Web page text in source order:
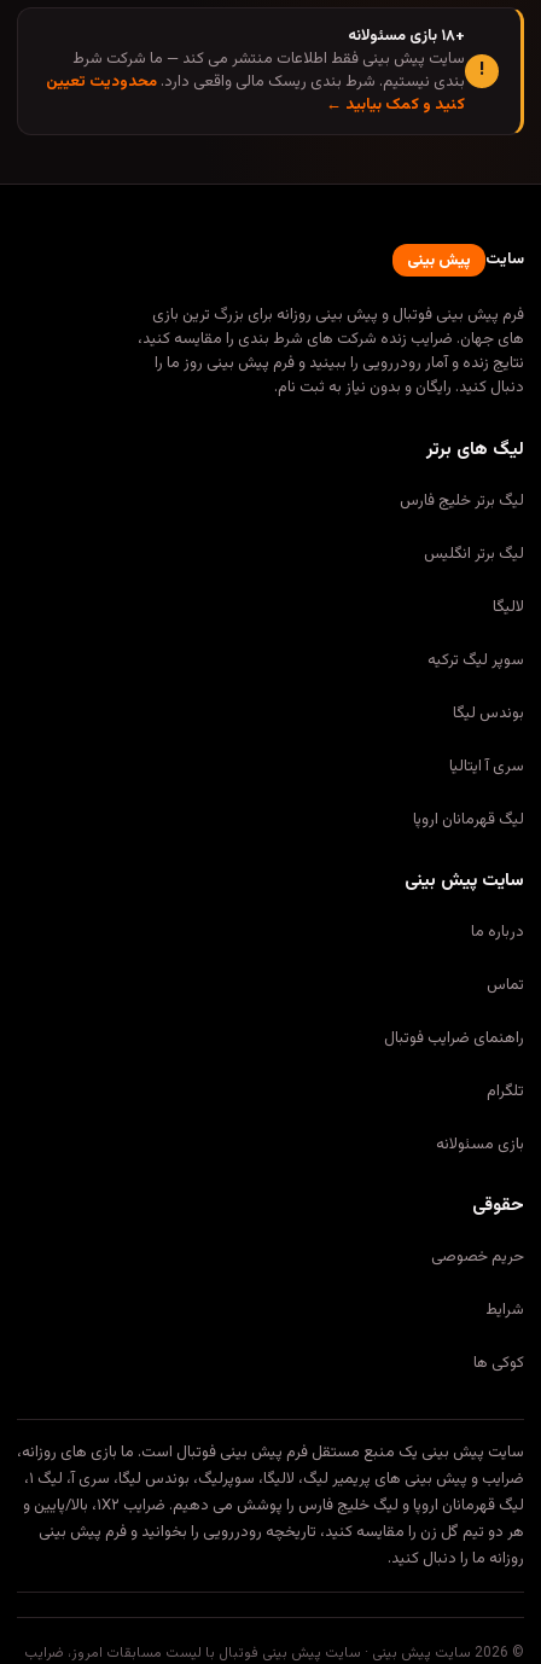
!
+۱۸ بازی مسئولانه
سایت پیش بینی فقط اطلاعات منتشر می کند — ما شرکت شرط
بندی نیستیم. شرط بندی ریسک مالی واقعی دارد. محدودیت تعیین
کنید و کمک بیابید ←
سایت پیش بینی
فرم پیش بینی فوتبال و پیش بینی روزانه برای بزرگ ترین بازی
های جهان. ضرایب زنده شرکت های شرط بندی را مقایسه کنید،
نتایج زنده و آمار رودررویی را ببینید و فرم پیش بینی روز ما را
دنبال کنید. رایگان و بدون نیاز به ثبت نام.
لیگ های برتر
لیگ برتر خلیج فارس
لیگ برتر انگلیس
لالیگا
سوپر لیگ ترکیه
بوندس لیگا
سری آ ایتالیا
لیگ قهرمانان اروپا
سایت پیش بینی
درباره ما
تماس
راهنمای ضرایب فوتبال
تلگرام
بازی مسئولانه
حقوقی
حریم خصوصی
شرایط
کوکی ها
سایت پیش بینی یک منبع مستقل فرم پیش بینی فوتبال است. ما بازی های روزانه،
ضرایب و پیش بینی های پریمیر لیگ، لالیگا، سوپرلیگ، بوندس لیگا، سری آ، لیگ ۱،
لیگ قهرمانان اروپا و لیگ خلیج فارس را پوشش می دهیم. ضرایب ۱X۲، بالا/پایین و
هر دو تیم گل زن را مقایسه کنید، تاریخچه رودررویی را بخوانید و فرم پیش بینی
روزانه ما را دنبال کنید.
©
2026 سایت پیش بینی · سایت پیش بینی فوتبال با لیست مسابقات امروز، ضرایب